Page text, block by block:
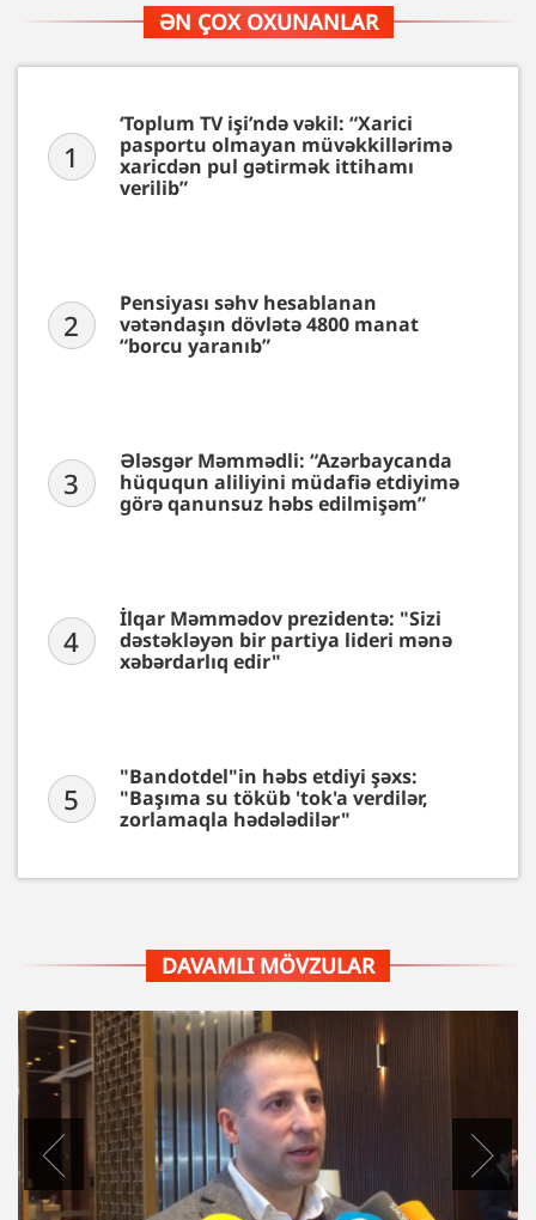
ƏN ÇOX OXUNANLAR
1
‘Toplum TV işi’ndə vəkil: “Xarici
pasportu olmayan müvəkkillərimə
xaricdən pul gətirmək ittihamı
verilib”
2
Pensiyası səhv hesablanan
vətəndaşın dövlətə 4800 manat
“borcu yaranıb”
3
Ələsgər Məmmədli: “Azərbaycanda
hüququn aliliyini müdafiə etdiyimə
görə qanunsuz həbs edilmişəm”
4
İlqar Məmmədov prezidentə: "Sizi
dəstəkləyən bir partiya lideri mənə
xəbərdarlıq edir"
5
"Bandotdel"in həbs etdiyi şəxs:
"Başıma su töküb 'tok'a verdilər,
zorlamaqla hədələdilər"
DAVAMLI MÖVZULAR